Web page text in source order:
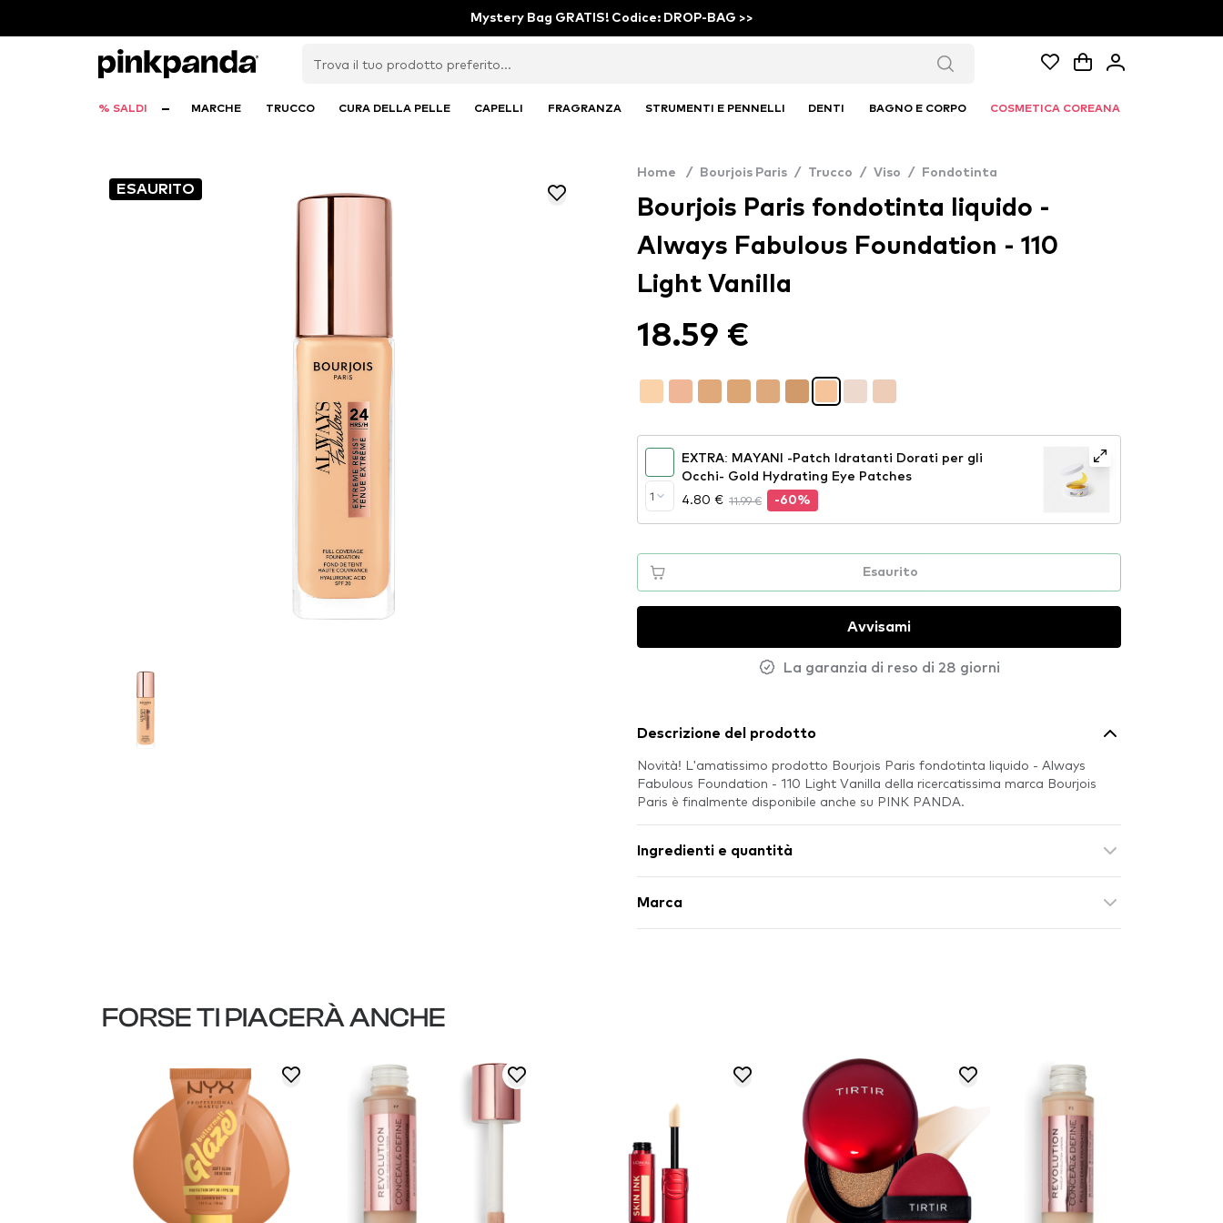
Mystery Bag GRATIS! Codice: DROP-BAG >>
% SALDI MARCHE TRUCCO CURA DELLA PELLE CAPELLI FRAGRANZA STRUMENTI E PENNELLI DENTI BAGNO E CORPO COSMETICA COREANA
ESAURITO
Home / Bourjois Paris / Trucco / Viso / Fondotinta
Bourjois Paris fondotinta liquido -
Always Fabulous Foundation - 110
Light Vanilla
18.59 €
1
EXTRA: MAYANI -Patch Idratanti Dorati per gli
Occhi- Gold Hydrating Eye Patches
4.80 € 11.99 € -60%
Esaurito
Avvisami
La garanzia di reso di 28 giorni
Descrizione del prodotto
Novità! L'amatissimo prodotto Bourjois Paris fondotinta liquido - Always
Fabulous Foundation - 110 Light Vanilla della ricercatissima marca Bourjois
Paris è finalmente disponibile anche su PINK PANDA.
Ingredienti e quantità
Marca
FORSE TI PIACERÀ ANCHE